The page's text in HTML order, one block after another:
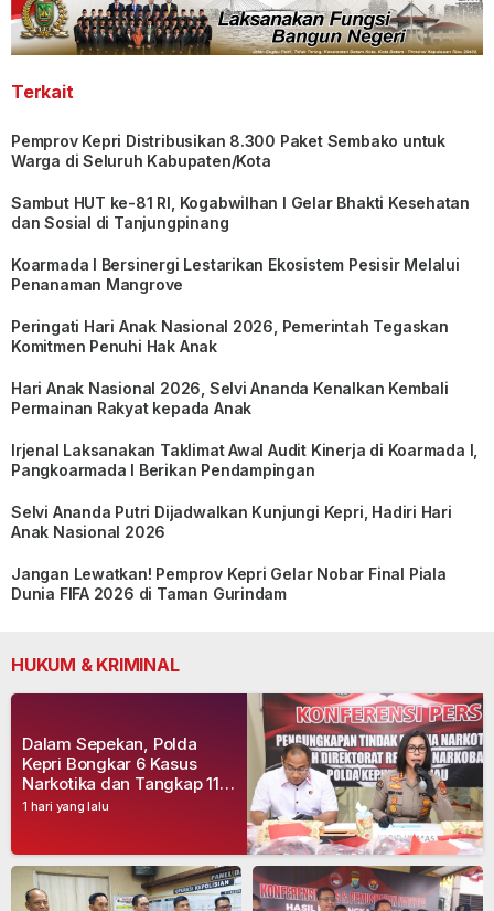
Terkait
Pemprov Kepri Distribusikan 8.300 Paket Sembako untuk
Warga di Seluruh Kabupaten/Kota
Sambut HUT ke-81 RI, Kogabwilhan I Gelar Bhakti Kesehatan
dan Sosial di Tanjungpinang
Koarmada I Bersinergi Lestarikan Ekosistem Pesisir Melalui
Penanaman Mangrove
Peringati Hari Anak Nasional 2026, Pemerintah Tegaskan
Komitmen Penuhi Hak Anak
Hari Anak Nasional 2026, Selvi Ananda Kenalkan Kembali
Permainan Rakyat kepada Anak
Irjenal Laksanakan Taklimat Awal Audit Kinerja di Koarmada I,
Pangkoarmada I Berikan Pendampingan
Selvi Ananda Putri Dijadwalkan Kunjungi Kepri, Hadiri Hari
Anak Nasional 2026
Jangan Lewatkan! Pemprov Kepri Gelar Nobar Final Piala
Dunia FIFA 2026 di Taman Gurindam
HUKUM & KRIMINAL
1 hari yang lalu
Dalam Sepekan, Polda
Kepri Bongkar 6 Kasus
Narkotika dan Tangkap 11
Tersangka